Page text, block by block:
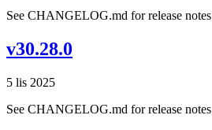
See CHANGELOG.md for release notes
v30.28.0
5 lis 2025
See CHANGELOG.md for release notes